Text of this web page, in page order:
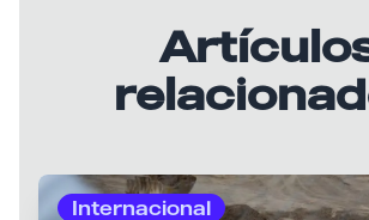
Internacional